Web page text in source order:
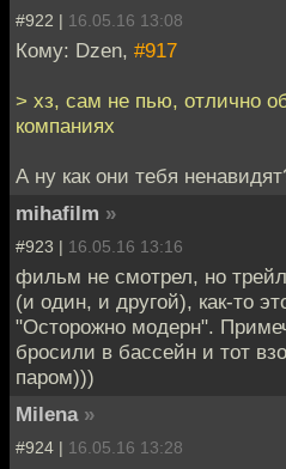
#922 | 16.05.16 13:08
Кому: Dzen, #917
> хз, сам не пью, отлично
компаниях
А ну как они тебя
mihafilm »
#923 | 16.05.16 13:16
фильм не смотрел, но
(и один, и другой), как-то
"Осторожно модерн".
бросили в бассейн и тот
паром)))
Milena »
#924 | 16.05.16 13:28